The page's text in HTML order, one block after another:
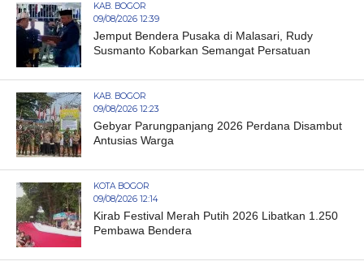
KAB. BOGOR
09/08/2026 12:39
Jemput Bendera Pusaka di Malasari, Rudy
Susmanto Kobarkan Semangat Persatuan
KAB. BOGOR
09/08/2026 12:23
Gebyar Parungpanjang 2026 Perdana Disambut
Antusias Warga
KOTA BOGOR
09/08/2026 12:14
Kirab Festival Merah Putih 2026 Libatkan 1.250
Pembawa Bendera